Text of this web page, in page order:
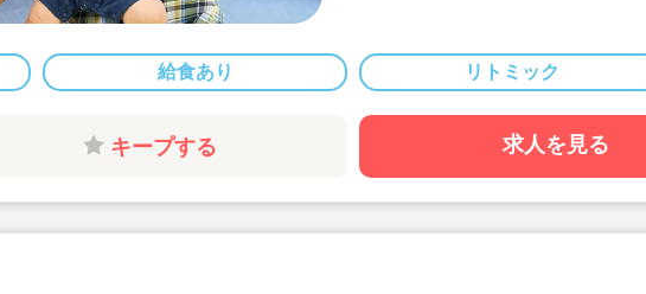
◆月給26.8万～、
◆別途経験手当あ
算されます♪
◆産休・育休の取
制度など安心の
給食あり リトミック
キープする 求人を見る